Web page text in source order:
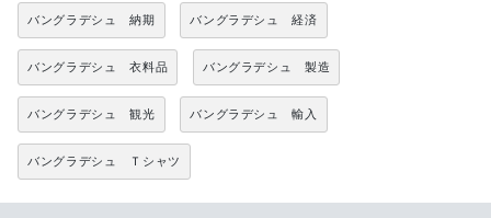
バングラデシュ 納期 バングラデシュ 経済
バングラデシュ 衣料品 バングラデシュ 製造
バングラデシュ 観光 バングラデシュ 輸入
バングラデシュ Ｔシャツ